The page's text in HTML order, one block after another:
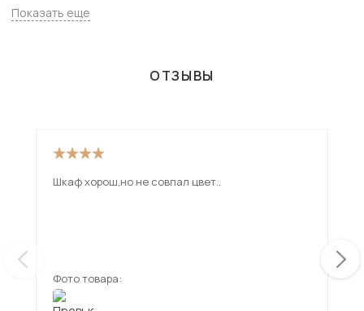
доставкой в Москве и Подмосковью, включая Воскресенск.
Всего товаров в категории «Угловые» - 65 шт.
Показать еще
ОТЗЫВЫ
Шкаф хорош,но не совпал цвет..
Фото товара: